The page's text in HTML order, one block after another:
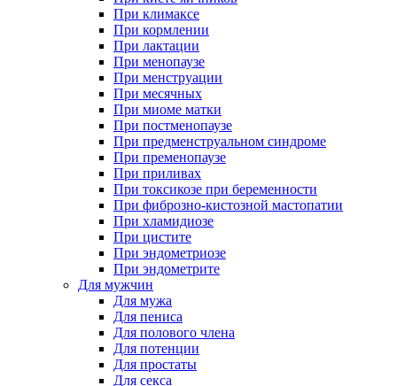
При климаксе
При кормлении
При лактации
При менопаузе
При менструации
При месячных
При миоме матки
При постменопаузе
При предменструальном синдроме
При пременопаузе
При приливах
При токсикозе при беременности
При фиброзно-кистозной мастопатии
При хламидиозе
При цистите
При эндометриозе
При эндометрите
Для мужчин
Для мужа
Для пениса
Для полового члена
Для потенции
Для простаты
Для секса